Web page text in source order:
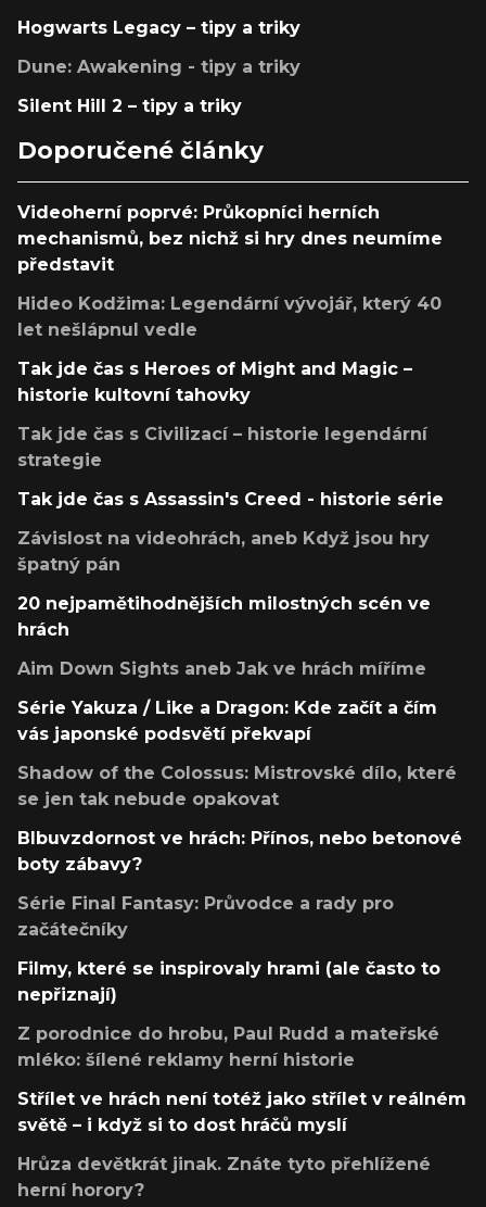
Hogwarts Legacy – tipy a triky
Dune: Awakening - tipy a triky
Silent Hill 2 – tipy a triky
Doporučené články
Videoherní poprvé: Průkopníci herních
mechanismů, bez nichž si hry dnes neumíme
představit
Hideo Kodžima: Legendární vývojář, který 40
let nešlápnul vedle
Tak jde čas s Heroes of Might and Magic –
historie kultovní tahovky
Tak jde čas s Civilizací – historie legendární
strategie
Tak jde čas s Assassin's Creed - historie série
Závislost na videohrách, aneb Když jsou hry
špatný pán
20 nejpamětihodnějších milostných scén ve
hrách
Aim Down Sights aneb Jak ve hrách míříme
Série Yakuza / Like a Dragon: Kde začít a čím
vás japonské podsvětí překvapí
Shadow of the Colossus: Mistrovské dílo, které
se jen tak nebude opakovat
Blbuvzdornost ve hrách: Přínos, nebo betonové
boty zábavy?
Série Final Fantasy: Průvodce a rady pro
začátečníky
Filmy, které se inspirovaly hrami (ale často to
nepřiznají)
Z porodnice do hrobu, Paul Rudd a mateřské
mléko: šílené reklamy herní historie
Střílet ve hrách není totéž jako střílet v reálném
světě – i když si to dost hráčů myslí
Hrůza devětkrát jinak. Znáte tyto přehlížené
herní horory?